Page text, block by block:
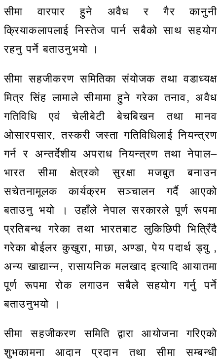
सीमा वारपार हुने अवैध र गैर कानुनी
क्रियाकलापलाई निस्तेज पार्न सबैको साथ सहयोग
रहनु पर्ने बताउनुभयो ।
सीमा सहजीकरण समितिका संयोजक तथा वडाध्यक्ष
मित्र सिंह लामाले सीमामा हुने गरेका तनाव, अवैध
गतिविधि एवं चेलीबेटी बेचबिखन तथा मानव
ओसारपसार, तस्करी जस्ता गतिविधिलाई नियन्त्रण
गर्न र अन्तर्देशीय अपराध नियन्त्रण तथा नेपाल–
भारत सीमा क्षेत्रको सुरक्षा मजबुत बनाउन
सचेतनामूलक कार्यक्रम सञ्चालन गर्दै आएको
बताउनु भयो । उहाँले नेपाल सरकारले पूर्ण रूपमा
प्रतिबन्ध गरेका तथा भारतबाट लुकिछिपी भित्रिँदै
गरेका बोईलर कुखुरा, माछा, अण्डा, पेय पदार्थ ड्यु ,
अन्य खाद्यान्न, रासायनिक मलखाद इत्यादि आयातमा
पूर्ण रूपमा रोक लगाउन सबैले सहयोग गर्नु पर्ने
बताउनुभयो ।
सीमा सहजीकरण समिति द्वारा आयोजना गरिएको
शुभकामना आदान प्रदान तथा सीमा सम्बन्धी